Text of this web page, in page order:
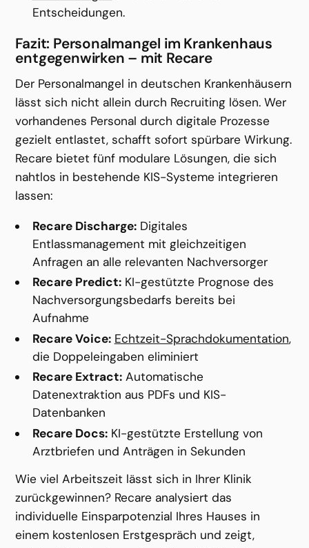
Entscheidungen.
Fazit: Personalmangel im Krankenhaus
entgegenwirken – mit Recare
Der Personalmangel in deutschen Krankenhäusern
lässt sich nicht allein durch Recruiting lösen. Wer
vorhandenes Personal durch digitale Prozesse
gezielt entlastet, schafft sofort spürbare Wirkung.
Recare bietet fünf modulare Lösungen, die sich
nahtlos in bestehende KIS-Systeme integrieren
lassen:
Recare Discharge: Digitales
Entlassmanagement mit gleichzeitigen
Anfragen an alle relevanten Nachversorger
Recare Predict: KI-gestützte Prognose des
Nachversorgungsbedarfs bereits bei
Aufnahme
Recare Voice: Echtzeit-Sprachdokumentation,
die Doppeleingaben eliminiert
Recare Extract: Automatische
Datenextraktion aus PDFs und KIS-
Datenbanken
Recare Docs: KI-gestützte Erstellung von
Arztbriefen und Anträgen in Sekunden
Wie viel Arbeitszeit lässt sich in Ihrer Klinik
zurückgewinnen? Recare analysiert das
individuelle Einsparpotenzial Ihres Hauses in
einem kostenlosen Erstgespräch und zeigt,